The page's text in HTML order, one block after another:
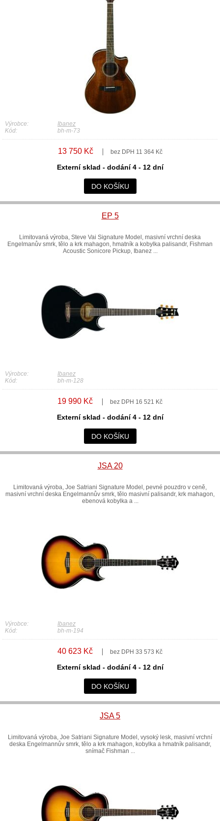
Výrobce:
Ibanez
Kód:
bh-m-73
13 750 Kč bez DPH 11 364 Kč
Externí sklad - dodání 4 - 12 dní
DO KOŠÍKU
EP 5
Limitovaná výroba, Steve Vai Signature Model, masivní vrchní deska
Engelmanův smrk, tělo a krk mahagon, hmatník a kobylka palisandr, Fishman
Acoustic Sonicore Pickup, Ibanez ...
Výrobce:
Ibanez
Kód:
bh-m-128
19 990 Kč bez DPH 16 521 Kč
Externí sklad - dodání 4 - 12 dní
DO KOŠÍKU
JSA 20
Limitovaná výroba, Joe Satriani Signature Model, pevné pouzdro v ceně,
masivní vrchní deska Engelmannův smrk, tělo masivní palisandr, krk mahagon,
ebenová kobylka a ...
Výrobce:
Ibanez
Kód:
bh-m-194
40 623 Kč bez DPH 33 573 Kč
Externí sklad - dodání 4 - 12 dní
DO KOŠÍKU
JSA 5
Limitovaná výroba, Joe Satriani Signature Model, vysoký lesk, masivní vrchní
deska Engelmannův smrk, tělo a krk mahagon, kobylka a hmatník palisandr,
snímač Fishman ...